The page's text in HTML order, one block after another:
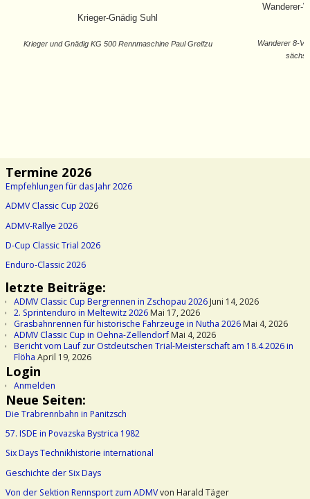
Krieger-Gnädig Suhl
Krieger und Gnädig KG 500 Rennmaschine Paul Greifzu
Wanderer-
Wanderer 8-
Termine 2026
Empfehlungen für das Jahr 2026
ADMV Classic Cup 2026
ADMV-Rallye 2026
D-Cup Classic Trial 2026
Enduro-Classic 2026
letzte Beiträge:
ADMV Classic Cup Bergrennen in Zschopau 2026Juni 14, 2026
2. Sprintenduro in Meltewitz 2026Mai 17, 2026
Grasbahnrennen für historische Fahrzeuge in Nutha 2026Mai 4, 2026
ADMV Classic Cup in Oehna-ZellendorfMai 4, 2026
Bericht vom Lauf zur Ostdeutschen Trial-Meisterschaft am 18.4.2026 in
Flöha April 19, 2026
Login
Anmelden
Neue Seiten:
Die Trabrennbahn in Panitzsch
57. ISDE in Povazska Bystrica 1982
Six Days Technikhistorie international
Geschichte der Six Days
Von der Sektion Rennsport zum ADMVvon Harald Täger